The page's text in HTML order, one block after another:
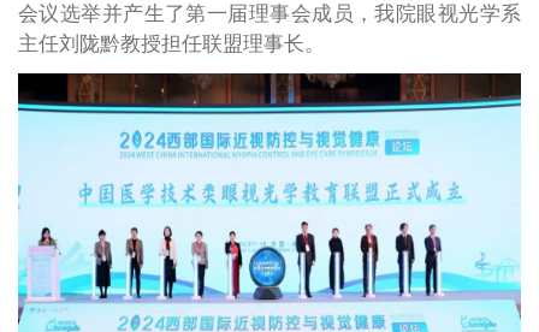
会议选举并产生了第一届理事会成员，我院眼视光学系
主任刘陇黔教授担任联盟理事长。